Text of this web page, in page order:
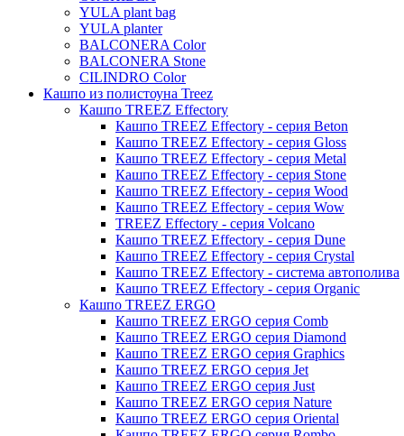
Moda
YULA plant bag
YULA planter
BALCONERA Color
BALCONERA Stone
CILINDRO Color
Кашпо из полистоуна Treez
Кашпо TREEZ Effectory
Кашпо TREEZ Effectory - серия Beton
Кашпо TREEZ Effectory - серия Gloss
Кашпо TREEZ Effectory - серия Metal
Кашпо TREEZ Effectory - серия Stone
Кашпо TREEZ Effectory - серия Wood
Кашпо TREEZ Effectory - серия Wow
TREEZ Effectory - серия Volcano
Кашпо TREEZ Effectory - серия Dune
Кашпо TREEZ Effectory - серия Crystal
Кашпо TREEZ Effectory - система автополива
Кашпо TREEZ Effectory - серия Organic
Кашпо TREEZ ERGO
Кашпо TREEZ ERGO серия Comb
Кашпо TREEZ ERGO серия Diamond
Кашпо TREEZ ERGO серия Graphics
Кашпо TREEZ ERGO серия Jet
Кашпо TREEZ ERGO серия Just
Кашпо TREEZ ERGO серия Nature
Кашпо TREEZ ERGO серия Oriental